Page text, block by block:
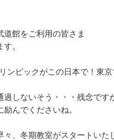
館をご利用の皆さま
。
ンピックがこの日本で！東
しないそう・・・残念です
んでくださいね。
、冬期教室がスタートいた